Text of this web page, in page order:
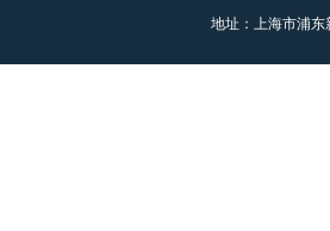
地址：上海市浦